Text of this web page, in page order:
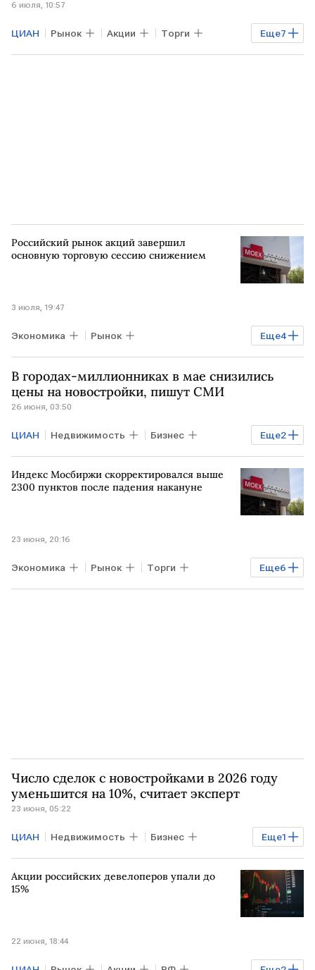
6 июля, 10:57
Еще7
ЦИАН Рынок Акции Торги
США Владимир Чернов
Российский рынок акций завершил
основную торговую сессию снижением
3 июля, 19:47
Еще4
Экономика Рынок
Владимир Чернов Елена Кожухова
Мосбиржа Транснефть РТС
В городах-миллионниках в мае снизились
цены на новостройки, пишут СМИ
26 июня, 03:50
Еще2
ЦИАН Недвижимость Бизнес
Экономика Ведомости
Индекс Мосбиржи скорректировался выше
2300 пунктов после падения накануне
23 июня, 20:16
Еще6
Экономика Рынок Торги
Индексы США РФ Мосбиржа
Число сделок с новостройками в 2026 году
уменьшится на 10%, считает эксперт
23 июня, 05:22
Еще1
ЦИАН Недвижимость Бизнес
РОССИЯ
Акции российских девелоперов упали до
15%
22 июня, 18:44